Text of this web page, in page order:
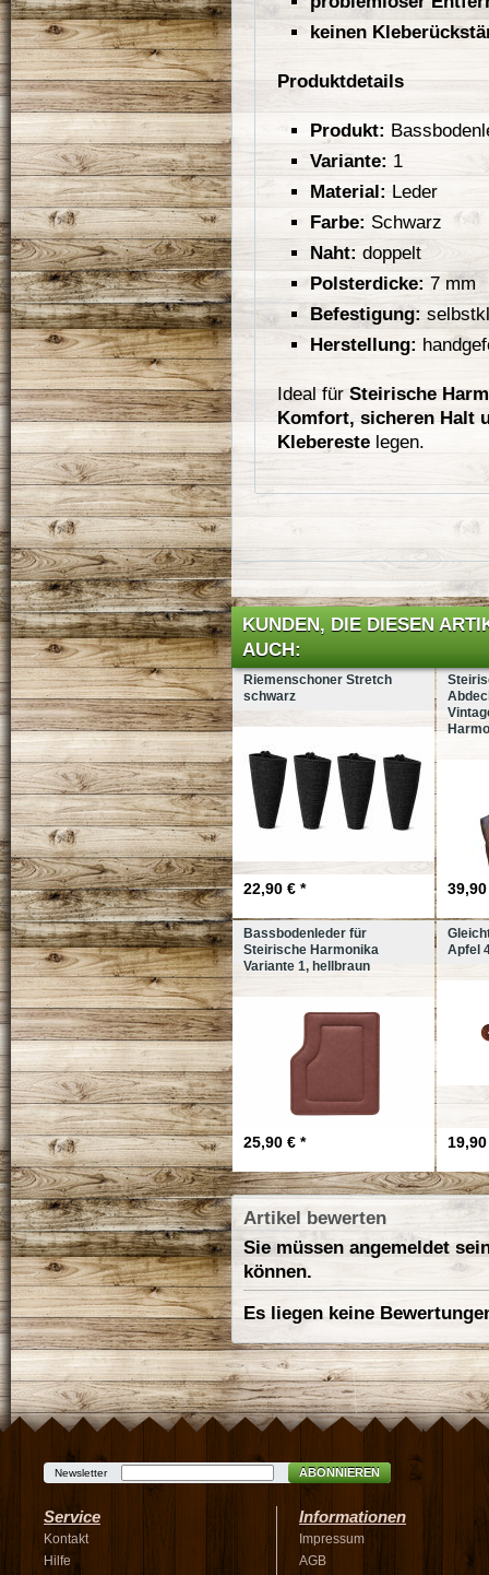
keinen
Produktdetails
Produkt:
Variante: 1
Material: Leder
Farbe: Schwarz
Naht: doppelt
Polsterdicke: 7 mm
Befestigung:
Herstellung:
Ideal für Steirische
Komfort, sicheren Halt
Klebereste legen.
KUNDEN, DIE DIESEN
AUCH:
Riemenschoner Stretch
schwarz
22,90 € *
Bassbodenleder für
Steirische Harmonika
Variante 1, hellbraun
25,90 € *
Apfel
Artikel bewerten
Sie müssen angemeldet
können.
Es liegen keine
Newsletter ABONNIEREN
Service
Kontakt
Hilfe
Informationen
Impressum
AGB